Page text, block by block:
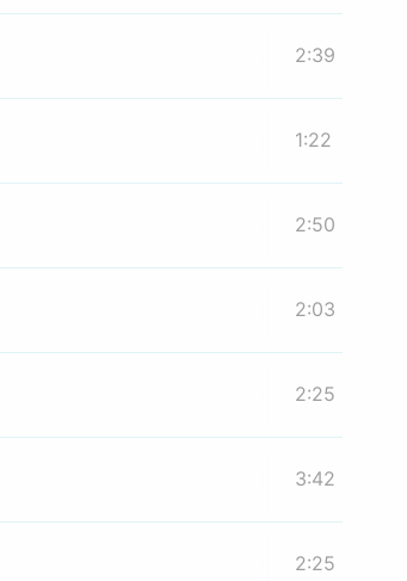
2:39
1:22
2:50
2:03
2:25
3:42
2:25